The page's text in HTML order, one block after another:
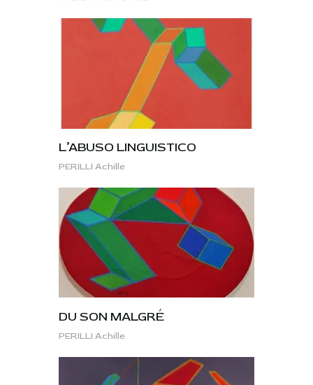
L’ABUSO LINGUISTICO
PERILLI Achille
DU SON MALGRÉ
PERILLI Achille